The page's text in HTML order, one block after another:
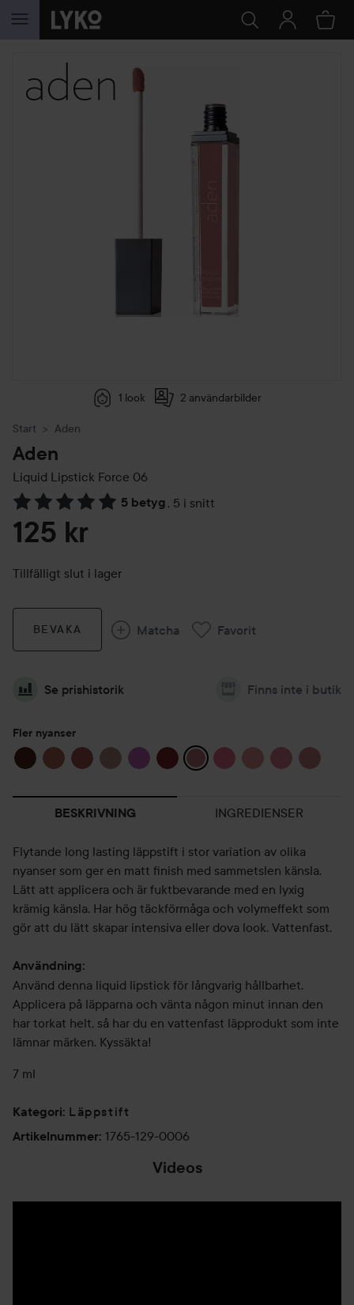
HOPPA TILL INNEHÅLLET
1 look 2 användarbilder
Start Aden
Aden
Liquid Lipstick Force 06
5 betyg , 5 i snitt
Hoppa till Betyg & kommentarer
125 kr
Tillfälligt slut i lager
BEVAKA Matcha Favorit
Se prishistorik Finns inte i butik
Fler nyanser
BESKRIVNING INGREDIENSER
Flytande long lasting läppstift i stor variation av olika
nyanser som ger en matt finish med sammetslen känsla.
Lätt att applicera och är fuktbevarande med en lyxig
krämig känsla. Har hög täckförmåga och volymeffekt som
gör att du lätt skapar intensiva eller dova look. Vattenfast.
Användning:
Använd denna liquid lipstick för långvarig hållbarhet.
Applicera på läpparna och vänta någon minut innan den
har torkat helt, så har du en vattenfast läpprodukt som inte
lämnar märken. Kyssäkta!
7 ml
Kategori: Läppstift
Artikelnummer: 1765-129-0006
Videos